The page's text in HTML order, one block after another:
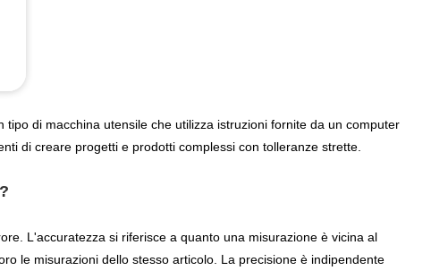
di macchina utensile che utilizza istruzioni fornite da un computer
di creare progetti e prodotti complessi con tolleranze strette.
L'accuratezza si riferisce a quanto una misurazione è vicina al
le misurazioni dello stesso articolo. La precisione è indipendente